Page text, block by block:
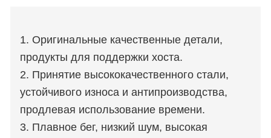
1. Оригинальные качественные детали,
продукты для поддержки хоста.
2. Принятие высококачественного стали,
устойчивого износа и антипроизводства,
продлевая использование времени.
3. Плавное бег, низкий шум, высокая